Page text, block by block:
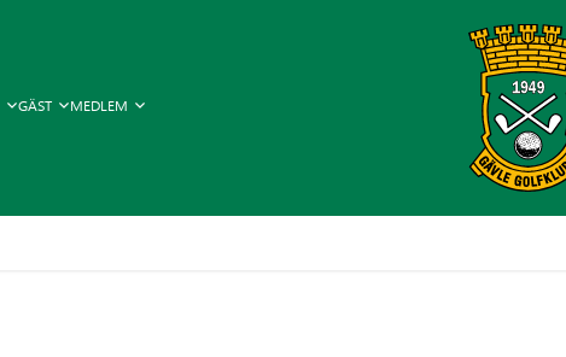
GÄST MEDLEM